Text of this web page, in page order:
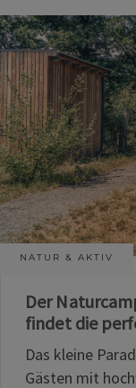
NATUR & AKTIV
Der
findet die
Das kleine
Gästen mit